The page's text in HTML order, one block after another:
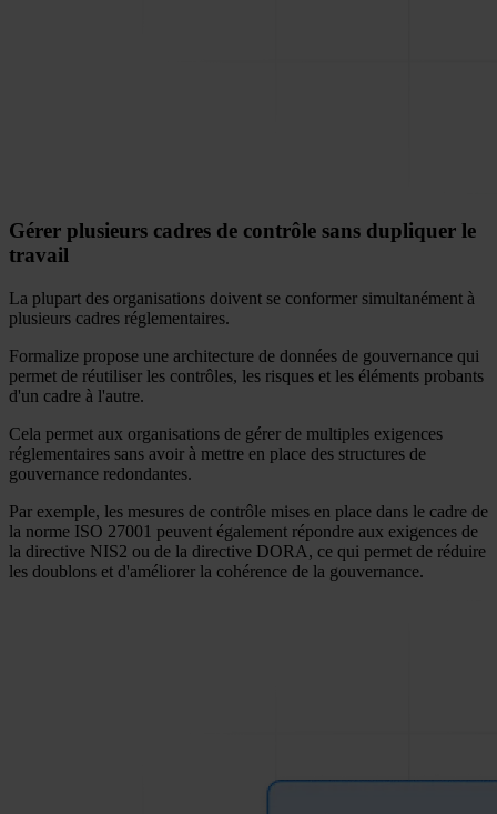
Gérer plusieurs cadres de contrôle sans dupliquer le
travail
La plupart des organisations doivent se conformer simultanément à
plusieurs cadres réglementaires.
Formalize propose une architecture de données de gouvernance qui
permet de réutiliser les contrôles, les risques et les éléments probants
d'un cadre à l'autre.
Cela permet aux organisations de gérer de multiples exigences
réglementaires sans avoir à mettre en place des structures de
gouvernance redondantes.
Par exemple, les mesures de contrôle mises en place dans le cadre de
la norme ISO 27001 peuvent également répondre aux exigences de
la directive NIS2 ou de la directive DORA, ce qui permet de réduire
les doublons et d'améliorer la cohérence de la gouvernance.